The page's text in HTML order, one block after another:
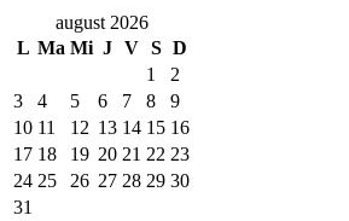
august 2026
L Ma Mi J V S D
1
2
3
4 5 6 7 8
9
10 11 12 13 14 15 16
17 18 19 20 21 22 23
24 25 26 27 28 29 30
31